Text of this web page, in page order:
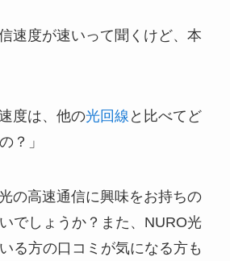
速度が速いって聞くけど、本
度は、他の光回線 と比べてど
？」
の高速通信に興味をお持ちの
でしょうか？また、NURO光
る方の口コミが気になる方も